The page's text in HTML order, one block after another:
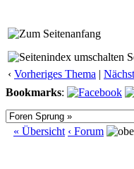
‹ Vorheriges Thema |
Bookmarks:
« Übersicht ‹ Forum